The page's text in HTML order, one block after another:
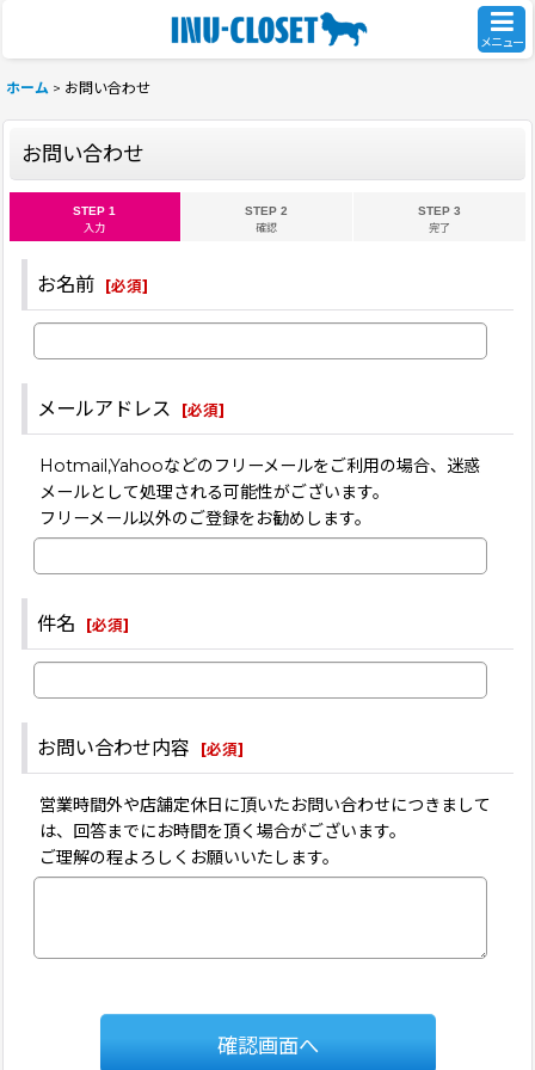
メニュー
ホーム > お問い合わせ
お問い合わせ
STEP 1
入力
STEP 2
確認
STEP 3
完了
お名前 [必須]
メールアドレス [必須]
Hotmail,Yahooなどのフリーメールをご利用の場合、迷惑
メールとして処理される可能性がございます。
フリーメール以外のご登録をお勧めします。
件名 [必須]
お問い合わせ内容 [必須]
営業時間外や店舗定休日に頂いたお問い合わせにつきまして
は、回答までにお時間を頂く場合がございます。
ご理解の程よろしくお願いいたします。
確認画面へ